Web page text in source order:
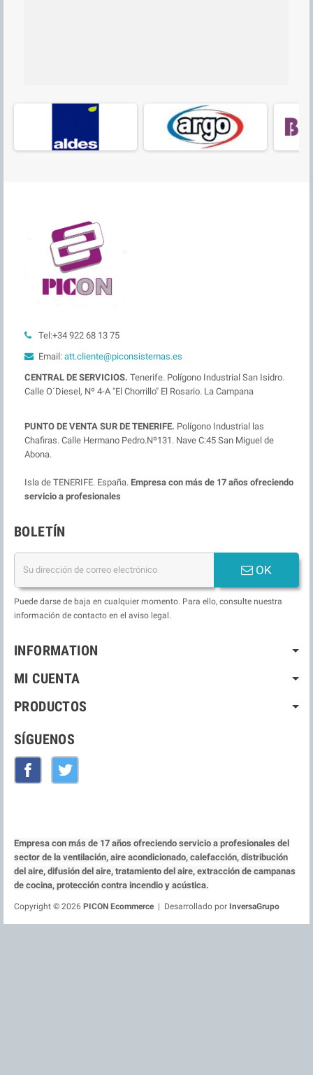
Tel:+34 922 68 13 75
Email: att.cliente@piconsistemas.es
CENTRAL DE SERVICIOS. Tenerife. Polígono Industrial San Isidro.
Calle O´Diesel, Nº 4-A "El Chorrillo" El Rosario. La Campana
PUNTO DE VENTA SUR DE TENERIFE. Polígono Industrial las
Chafiras. Calle Hermano Pedro.Nº131. Nave C:45 San Miguel de
Abona.
Isla de TENERIFE. España. Empresa con más de 17 años ofreciendo
servicio a profesionales
BOLETÍN
OK
Puede darse de baja en cualquier momento. Para ello, consulte nuestra
información de contacto en el aviso legal.
INFORMATION
MI CUENTA
PRODUCTOS
SÍGUENOS
Facebook
Empresa con más de 17 años ofreciendo servicio a profesionales del
sector de la ventilación, aire acondicionado, calefacción, distribución
del aire, difusión del aire, tratamiento del aire, extracción de campanas
de cocina, protección contra incendio y acústica.
Copyright © 2026 PICON Ecommerce | Desarrollado por InversaGrupo